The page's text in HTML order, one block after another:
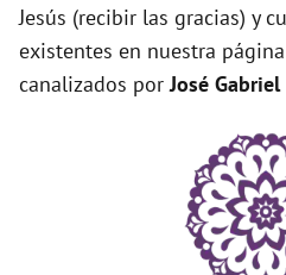
Jesús (recibir las gracias) y
existentes en nuestra
canalizados porJosé